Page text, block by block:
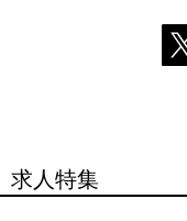
求人特集